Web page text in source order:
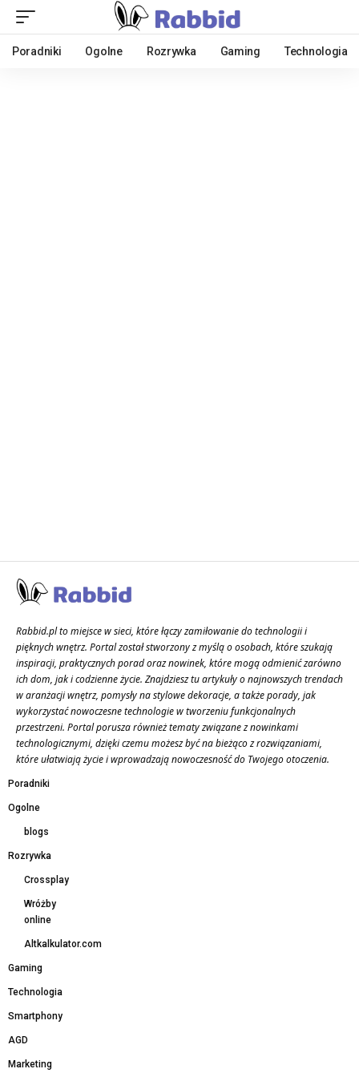
Poradniki Ogolne Rozrywka Gaming Technologia
Rabbid.pl to miejsce w sieci, które łączy zamiłowanie do technologii i
pięknych wnętrz. Portal został stworzony z myślą o osobach, które szukają
inspiracji, praktycznych porad oraz nowinek, które mogą odmienić zarówno
ich dom, jak i codzienne życie. Znajdziesz tu artykuły o najnowszych trendach
w aranżacji wnętrz, pomysły na stylowe dekoracje, a także porady, jak
wykorzystać nowoczesne technologie w tworzeniu funkcjonalnych
przestrzeni. Portal porusza również tematy związane z nowinkami
technologicznymi, dzięki czemu możesz być na bieżąco z rozwiązaniami,
które ułatwiają życie i wprowadzają nowoczesność do Twojego otoczenia.
Poradniki
Ogolne
blogs
Rozrywka
Crossplay
Wróżby
online
Altkalkulator.com
Gaming
Technologia
Smartphony
AGD
Marketing